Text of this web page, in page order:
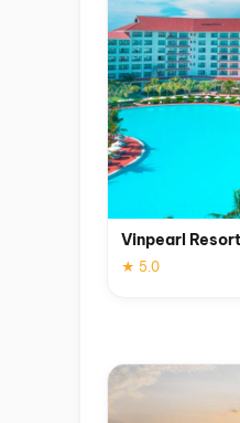
Vinpearl
★ 5.0